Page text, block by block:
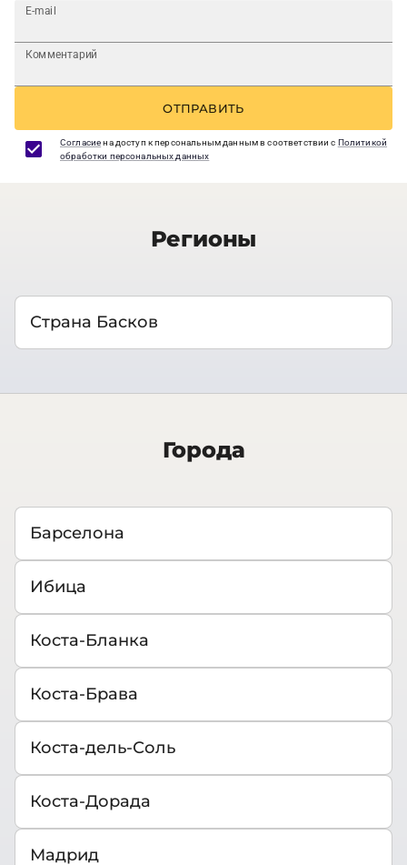
E-mail
Комментарий
ОТПРАВИТЬ
Согласиена доступ к персональным данным в соответствии с Политикой
обработки персональных данных
Регионы
Страна Басков
Города
Барселона
Ибица
Коста-Бланка
Коста-Брава
Коста-дель-Соль
Коста-Дорада
Мадрид